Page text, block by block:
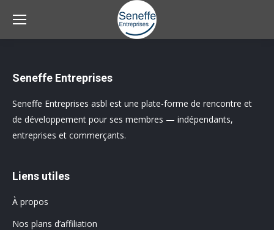
Seneffe Entreprises
Seneffe Entreprises asbl est une plate-forme de rencontre et
de développement pour ses membres — indépendants,
entreprises et commerçants.
Liens utiles
À propos
Nos plans d’affiliation